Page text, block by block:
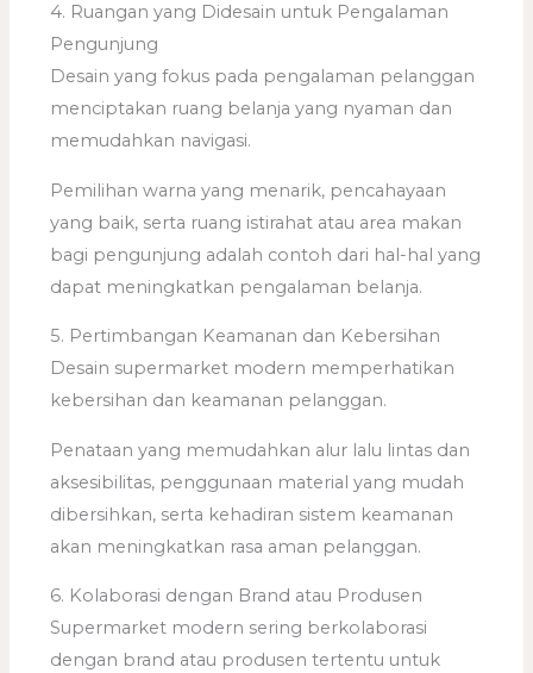
4. Ruangan yang Didesain untuk Pengalaman
Pengunjung
Desain yang fokus pada pengalaman pelanggan
menciptakan ruang belanja yang nyaman dan
memudahkan navigasi.
Pemilihan warna yang menarik, pencahayaan
yang baik, serta ruang istirahat atau area makan
bagi pengunjung adalah contoh dari hal-hal yang
dapat meningkatkan pengalaman belanja.
5. Pertimbangan Keamanan dan Kebersihan
Desain supermarket modern memperhatikan
kebersihan dan keamanan pelanggan.
Penataan yang memudahkan alur lalu lintas dan
aksesibilitas, penggunaan material yang mudah
dibersihkan, serta kehadiran sistem keamanan
akan meningkatkan rasa aman pelanggan.
6. Kolaborasi dengan Brand atau Produsen
Supermarket modern sering berkolaborasi
dengan brand atau produsen tertentu untuk